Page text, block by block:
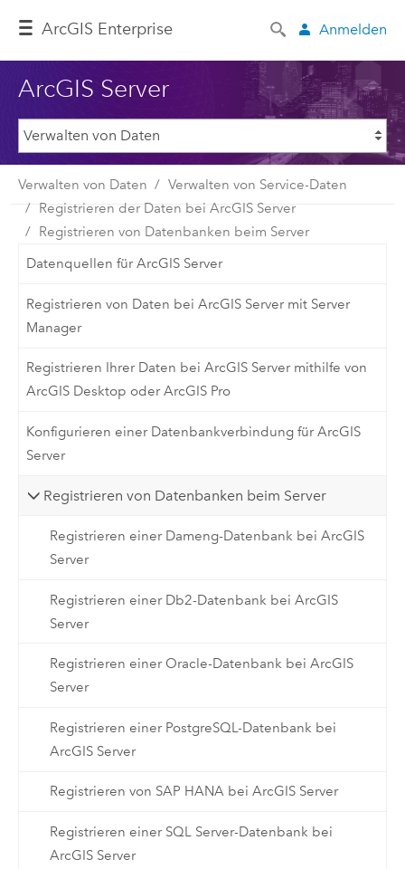
ArcGIS Enterprise Anmelden
ArcGIS Server
Verwalten von Daten
Verwalten von Service-Daten
Registrieren der Daten bei ArcGIS Server
Registrieren von Datenbanken beim Server
Datenquellen für ArcGIS Server
Registrieren von Daten bei ArcGIS Server mit Server
Manager
Registrieren Ihrer Daten bei ArcGIS Server mithilfe von
ArcGIS Desktop oder ArcGIS Pro
Konfigurieren einer Datenbankverbindung für ArcGIS
Server
Registrieren von Datenbanken beim Server
Registrieren einer Dameng-Datenbank bei ArcGIS
Server
Registrieren einer Db2-Datenbank bei ArcGIS
Server
Registrieren einer Oracle-Datenbank bei ArcGIS
Server
Registrieren einer PostgreSQL-Datenbank bei
ArcGIS Server
Registrieren von SAP HANA bei ArcGIS Server
Registrieren einer SQL Server-Datenbank bei
ArcGIS Server